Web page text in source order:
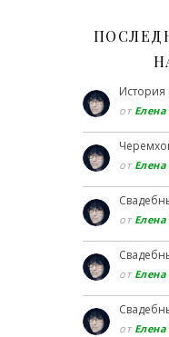
История
от
от
от
от
от